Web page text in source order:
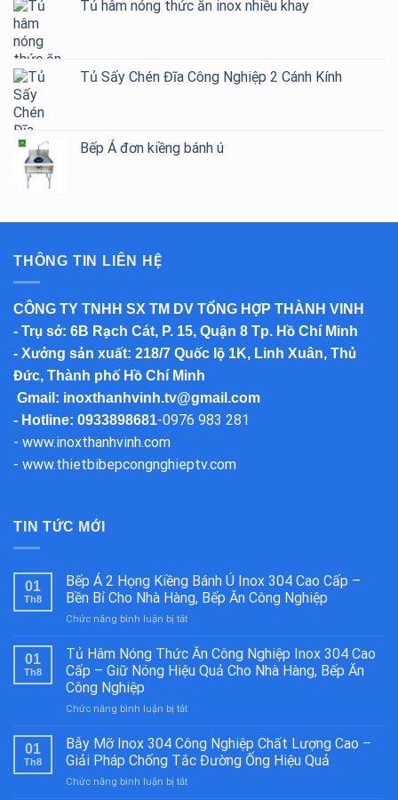
Tủ hâm nóng thức ăn inox nhiều khay
Tủ Sấy Chén Đĩa Công Nghiệp 2 Cánh Kính
Bếp Á đơn kiềng bánh ú
THÔNG TIN LIÊN HỆ
CÔNG TY TNHH SX TM DV TỔNG HỢP THÀNH VINH
- Trụ sở: 6B Rạch Cát, P. 15, Quận 8 Tp. Hồ Chí Minh
- Xưởng sản xuất: 218/7 Quốc lộ 1K, Linh Xuân, Thủ
Đức, Thành phố Hồ Chí Minh
Gmail: inoxthanhvinh.tv@gmail.com
- Hotline: 0933898681-0976 983 281
- www.inoxthanhvinh.com
- www.thietbibepcongnghieptv.com
TIN TỨC MỚI
01
Th8
Bếp Á 2 Họng Kiềng Bánh Ú Inox 304 Cao Cấp –
Bền Bỉ Cho Nhà Hàng, Bếp Ăn Công Nghiệp
Chức năng bình luận bị tắtở
Á
2
Họng
Bánh
Inox
304
Cấp
01
Th8
Tủ Hâm Nóng Thức Ăn Công Nghiệp Inox 304 Cao
Cấp – Giữ Nóng Hiệu Quả Cho Nhà Hàng, Bếp Ăn
Công Nghiệp
Chức năng bình luận bị tắtở
Hâm
Nóng
Thức
Ăn
01
Th8
Bẫy Mỡ Inox 304 Công Nghiệp Chất Lượng Cao –
Giải Pháp Chống Tắc Đường Ống Hiệu Quả
Chức năng bình luận bị tắtở